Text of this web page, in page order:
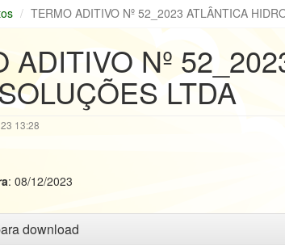
TERMO ADITIVO Nº 52_2023 ATLÂNTICA
ADITIVO Nº
LTDA
13:28
: 08/12/2023
download